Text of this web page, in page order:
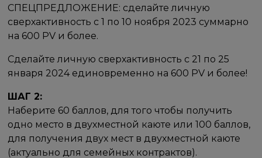
СПЕЦПРЕДЛОЖЕНИЕ: сделайте личную
сверхактивность с 1 по 10 ноября 2023 суммарно
на 600 PV и более.
Сделайте личную сверхактивность с 21 по 25
января 2024 единовременно на 600 PV и более!
ШАГ 2:
Наберите 60 баллов, для того чтобы получить
одно место в двухместной каюте или 100 баллов,
для получения двух мест в двухместной каюте
(актуально для семейных контрактов).